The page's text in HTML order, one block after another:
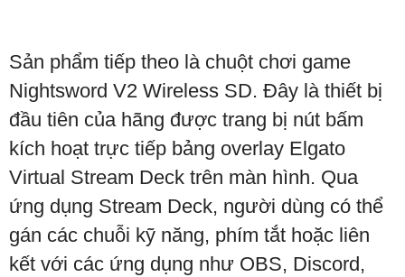
Sản phẩm tiếp theo là chuột chơi game
Nightsword V2 Wireless SD. Đây là thiết bị
đầu tiên của hãng được trang bị nút bấm
kích hoạt trực tiếp bảng overlay Elgato
Virtual Stream Deck trên màn hình. Qua
ứng dụng Stream Deck, người dùng có thể
gán các chuỗi kỹ năng, phím tắt hoặc liên
kết với các ứng dụng như OBS, Discord,